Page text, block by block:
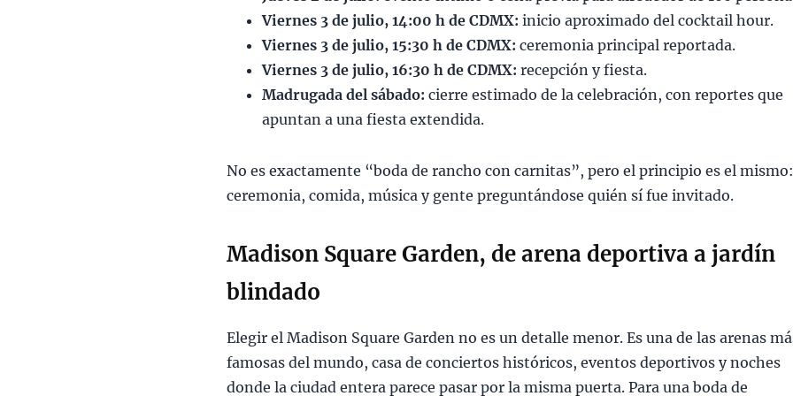
Viernes 3 de julio, 14:00 h de CDMX: inicio aproximado del cocktail hour.
Viernes 3 de julio, 15:30 h de CDMX: ceremonia principal reportada.
Viernes 3 de julio, 16:30 h de CDMX: recepción y fiesta.
Madrugada del sábado: cierre estimado de la celebración, con reportes que
apuntan a una fiesta extendida.
No es exactamente “boda de rancho con carnitas”, pero el principio es el
ceremonia, comida, música y gente preguntándose quién sí fue invitado.
Madison Square Garden, de arena deportiva a jardín
blindado
Elegir el Madison Square Garden no es un detalle menor. Es una de las arenas
famosas del mundo, casa de conciertos históricos, eventos deportivos y noches
donde la ciudad entera parece pasar por la misma puerta. Para una boda de